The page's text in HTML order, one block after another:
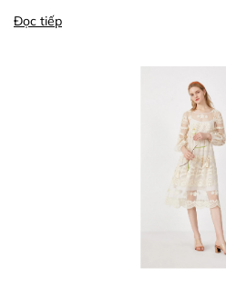
Đọc tiếp